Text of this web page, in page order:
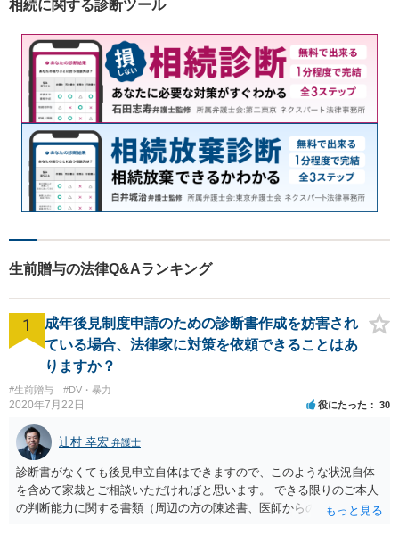
方は、お気軽にご相談くださ
い。
相続に関する診断ツール
生前贈与の法律Q&Aランキング
1
成年後見制度申請のための診断書作成を妨害され
ている場合、法律家に対策を依頼できることはあ
りますか？
#生前贈与 #DV・暴力
2020年7月22日 役にたった 30
辻村 幸宏 弁護士
診断書がなくても後見申立自体はできますので、このような状況自体
を含めて家裁とご相談いただければと思います。 できる限りのご本人
の判断能力に関する書類（周辺の方の陳述書、医師からの聴取書等）